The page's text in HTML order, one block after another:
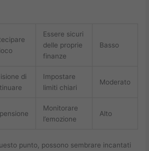
Essere sicuri
delle proprie
finanze
Basso
di
Impostare
limiti chiari
Moderato
Monitorare
l’emozione
Alto
punto, possono sembrare incantati